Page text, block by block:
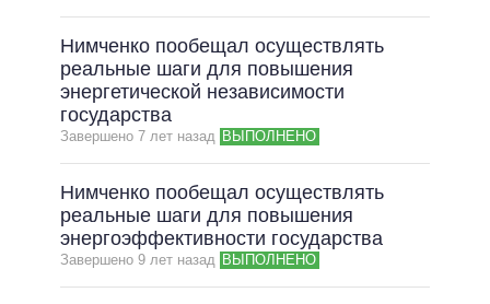
Нимченко пообещал осуществлять
реальные шаги для повышения
энергетической независимости
государства
Завершено 7 лет назад ВЫПОЛНЕНО
Нимченко пообещал осуществлять
реальные шаги для повышения
энергоэффективности государства
Завершено 9 лет назад ВЫПОЛНЕНО